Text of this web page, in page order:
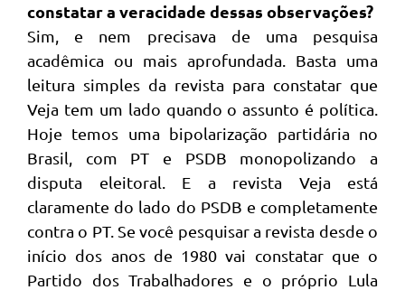
constatar a veracidade dessas observações?
Sim, e nem precisava de uma pesquisa
acadêmica ou mais aprofundada. Basta uma
leitura simples da revista para constatar que
Veja tem um lado quando o assunto é política.
Hoje temos uma bipolarização partidária no
Brasil, com PT e PSDB monopolizando a
disputa eleitoral. E a revista Veja está
claramente do lado do PSDB e completamente
contra o PT. Se você pesquisar a revista desde o
início dos anos de 1980 vai constatar que o
Partido dos Trabalhadores e o próprio Lula